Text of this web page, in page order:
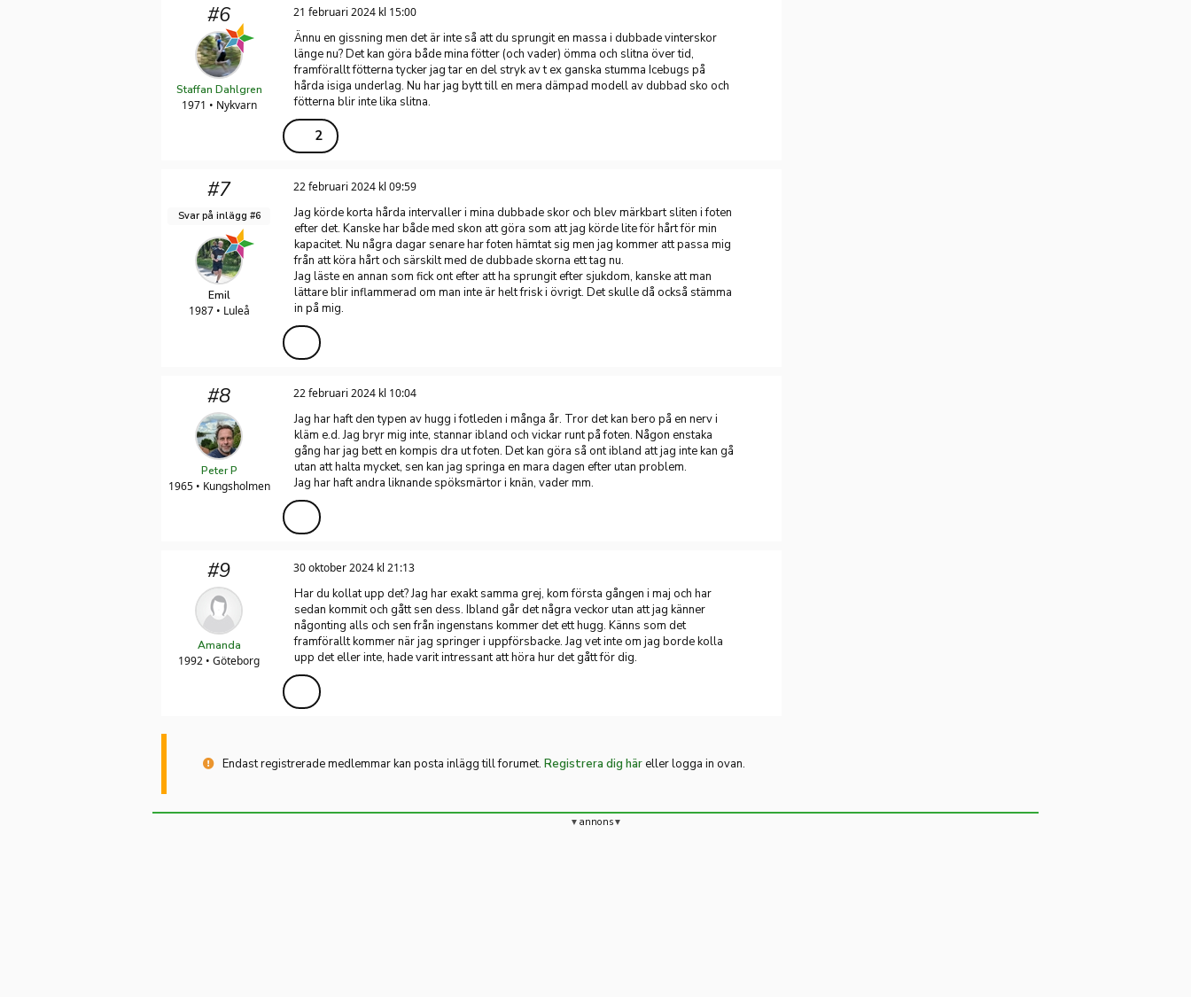
#6
Staffan Dahlgren
1971 • Nykvarn
21 februari 2024 kl 15:00
Ännu en gissning men det är inte så att du sprungit en massa i dubbade vinterskor
länge nu? Det kan göra både mina fötter (och vader) ömma och slitna över tid,
framförallt fötterna tycker jag tar en del stryk av t ex ganska stumma Icebugs på
hårda isiga underlag. Nu har jag bytt till en mera dämpad modell av dubbad sko och
fötterna blir inte lika slitna.
2
#7
Svar på inlägg #6
Emil
1987 • Luleå
22 februari 2024 kl 09:59
Jag körde korta hårda intervaller i mina dubbade skor och blev märkbart sliten i foten
efter det. Kanske har både med skon att göra som att jag körde lite för hårt för min
kapacitet. Nu några dagar senare har foten hämtat sig men jag kommer att passa mig
från att köra hårt och särskilt med de dubbade skorna ett tag nu.
Jag läste en annan som fick ont efter att ha sprungit efter sjukdom, kanske att man
lättare blir inflammerad om man inte är helt frisk i övrigt. Det skulle då också stämma
in på mig.
#8
Peter P
1965 • Kungsholmen
22 februari 2024 kl 10:04
Jag har haft den typen av hugg i fotleden i många år. Tror det kan bero på en nerv i
kläm e.d. Jag bryr mig inte, stannar ibland och vickar runt på foten. Någon enstaka
gång har jag bett en kompis dra ut foten. Det kan göra så ont ibland att jag inte kan gå
utan att halta mycket, sen kan jag springa en mara dagen efter utan problem.
Jag har haft andra liknande spöksmärtor i knän, vader mm.
#9
Amanda
1992 • Göteborg
30 oktober 2024 kl 21:13
Har du kollat upp det? Jag har exakt samma grej, kom första gången i maj och har
sedan kommit och gått sen dess. Ibland går det några veckor utan att jag känner
någonting alls och sen från ingenstans kommer det ett hugg. Känns som det
framförallt kommer när jag springer i uppförsbacke. Jag vet inte om jag borde kolla
upp det eller inte, hade varit intressant att höra hur det gått för dig.
Endast registrerade medlemmar kan posta inlägg till forumet. Registrera dig häreller logga in ovan.
annons